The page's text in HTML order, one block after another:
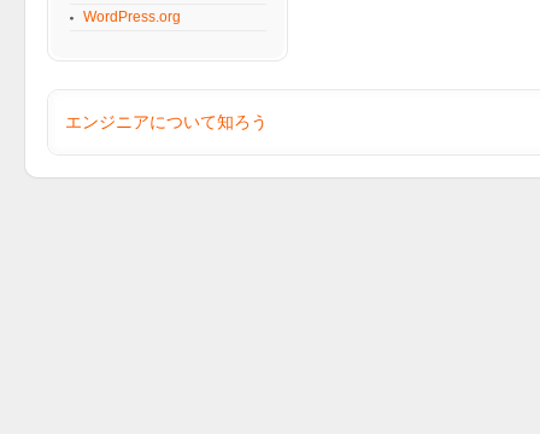
WordPress.org
エンジニアについて知ろう